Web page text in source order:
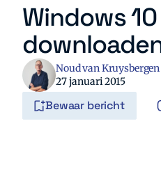
Windows
Noud van Kruysbergen
27 januari 2015
Bewaar bericht